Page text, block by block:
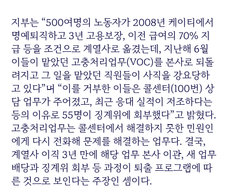
지부는 “500여명의 노동자가 2008년 케이티에서
명예퇴직하고 3년 고용보장, 이전 급여의 70% 지
급 등을 조건으로 계열사로 옮겼는데, 지난해 6월
이들이 맡았던 고충처리업무(VOC)를 본사로 되돌
려지고 그 일을 맡았던 직원들이 사직을 강요당하
고 있다”며 “이를 거부한 이들은 콜센터(100번) 상
담 업무가 주어졌고, 최근 응대 실적이 저조하다는
등의 이유로 55명이 징계위에 회부했다”고 밝혔다.
고충처리업무는 콜센터에서 해결하지 못한 민원인
에게 다시 전화해 문제를 해결하는 업무다. 결국,
계열사 이직 3년 만에 해당 업무 본사 이관, 새 업무
배당과 징계위 회부 등 과정이 퇴출 프로그램에 따
른 것으로 보인다는 주장인 셈이다.